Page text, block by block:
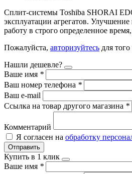
Сплит-системы Toshiba SHORAI
эксплуатации агрегатов.
работу в строго определенное
Пожалуйста, авторизуйтесь для
Нашли дешевле?
Ваше имя *
Ваш номер телефона *
Ваш e-mail
Ссылка на товар другого магазина *
Комментарий
Я согласен на обработку
Отправить
Купить в 1 клик
Ваше имя *